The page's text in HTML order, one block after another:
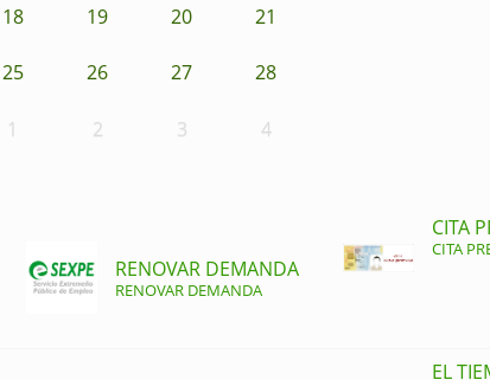
18 19 20 21
25 26 27 28
1 2 3 4
RENOVAR DEMANDA
RENOVAR DEMANDA
CITA
CITA
EL